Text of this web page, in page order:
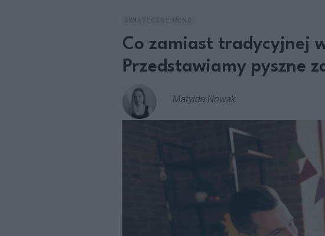
Co zamiast tradycyjnej
Przedstawiamy pyszne
Matylda Nowak